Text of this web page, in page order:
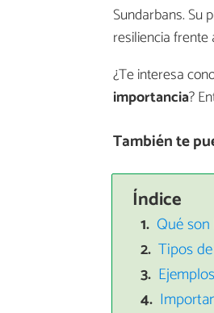
Sundarbans. Su
resiliencia
¿Te interesa
importancia?
También te
Índice
Qué
Tipos